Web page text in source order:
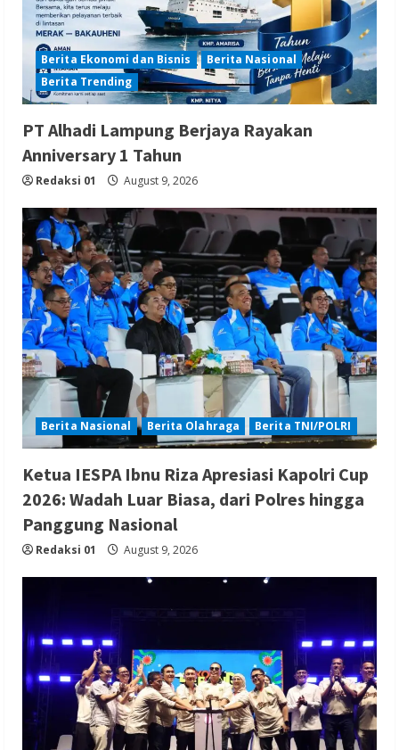
Berita Ekonomi dan Bisnis
Berita Nasional
Berita Trending
PT Alhadi Lampung Berjaya Rayakan
Anniversary 1 Tahun
Redaksi 01 August 9, 2026
Berita Nasional Berita Olahraga Berita TNI/POLRI
Ketua IESPA Ibnu Riza Apresiasi Kapolri Cup
2026: Wadah Luar Biasa, dari Polres hingga
Panggung Nasional
Redaksi 01 August 9, 2026